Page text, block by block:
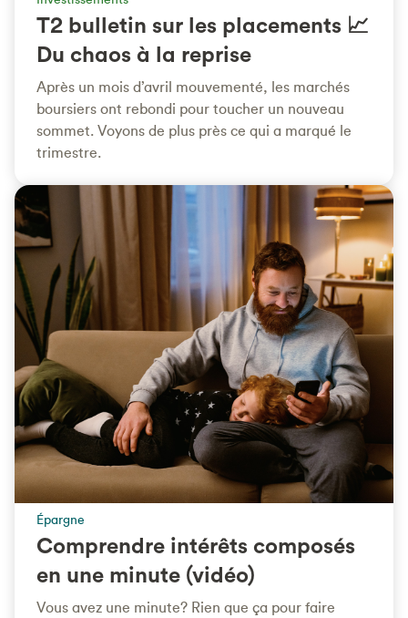
T2 bulletin sur les placements 📈
Du chaos à la reprise
Après un mois d’avril mouvementé, les marchés
boursiers ont rebondi pour toucher un nouveau
sommet. Voyons de plus près ce qui a marqué le
trimestre.
Épargne
Comprendre intérêts composés
en une minute (vidéo)
Vous avez une minute? Rien que ça pour faire